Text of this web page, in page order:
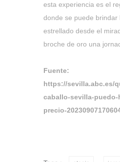
esta experiencia es el
donde se puede brindar
estrellado desde el
broche de oro una
Fuente:
https://sevilla.abc.es/
caballo-sevilla-puedo-
precio-